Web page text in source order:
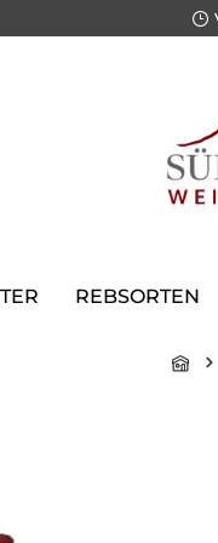
REBSORTEN